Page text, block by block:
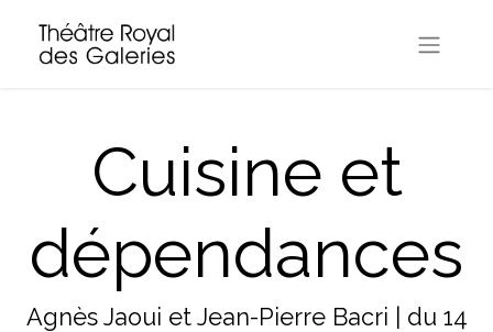
Cuisine et
dépendances
Agnès Jaoui et Jean-Pierre Bacri | du 14